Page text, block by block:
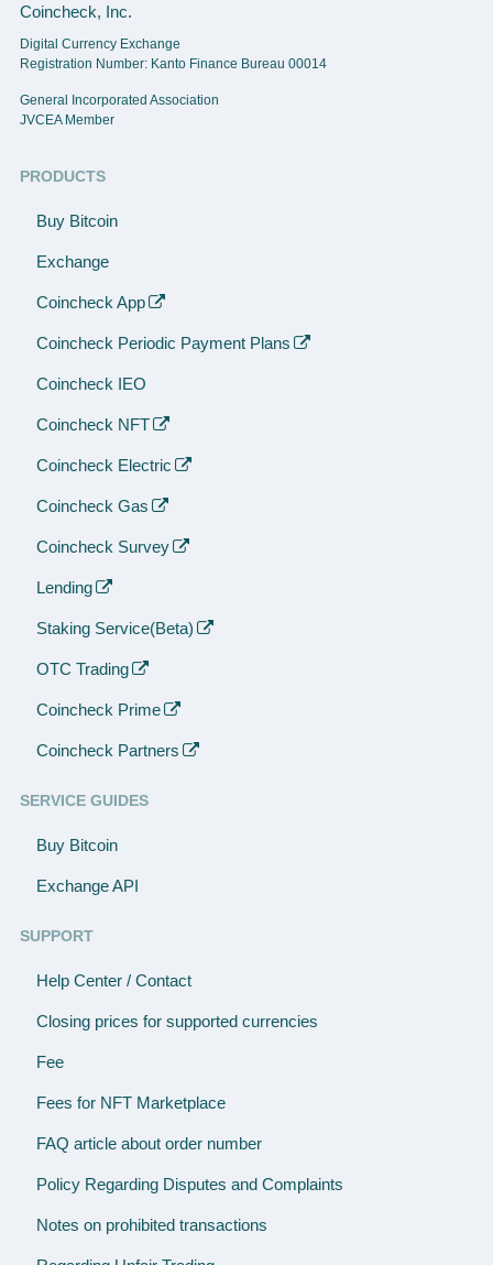
Coincheck, Inc.
Digital Currency Exchange
Registration Number: Kanto Finance Bureau 00014
General Incorporated Association
JVCEA Member
PRODUCTS
Buy Bitcoin
Exchange
Coincheck App
Coincheck Periodic Payment Plans
Coincheck IEO
Coincheck NFT
Coincheck Electric
Coincheck Gas
Coincheck Survey
Lending
Staking Service(Beta)
OTC Trading
Coincheck Prime
Coincheck Partners
SERVICE GUIDES
Buy Bitcoin
Exchange API
SUPPORT
Help Center / Contact
Closing prices for supported currencies
Fee
Fees for NFT Marketplace
FAQ article about order number
Policy Regarding Disputes and Complaints
Notes on prohibited transactions